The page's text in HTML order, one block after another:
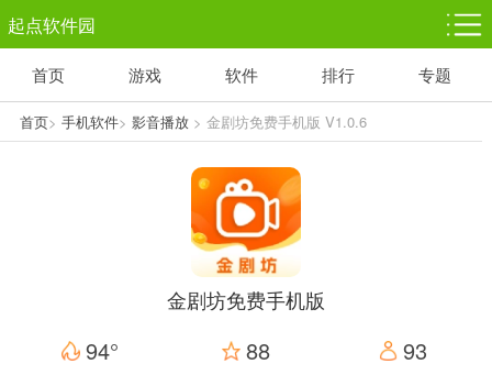
起点软件园
塔防游戏
1千+款游戏
休闲益智
1万+款游戏
体育竞技
5百+款游戏
赛车竞速
3百+款游戏
首页 游戏 软件 排行 专题
首页> 手机软件> 影音播放> 金剧坊免费手机版 V1.0.6
金剧坊免费手机版
94° 88 93